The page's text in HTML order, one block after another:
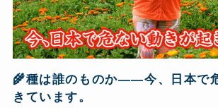
🌾種は誰のものか——今、日本で
きています。